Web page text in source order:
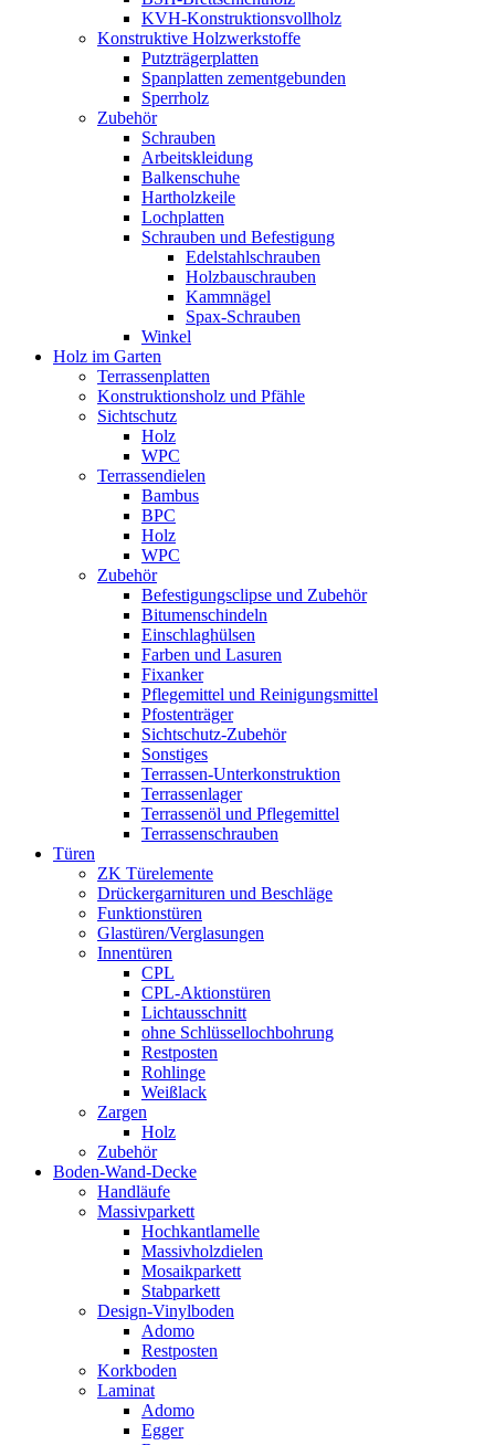
KVH-Konstruktionsvollholz
Konstruktive Holzwerkstoffe
Putzträgerplatten
Spanplatten zementgebunden
Sperrholz
Zubehör
Schrauben
Arbeitskleidung
Balkenschuhe
Hartholzkeile
Lochplatten
Schrauben und Befestigung
Edelstahlschrauben
Holzbauschrauben
Kammnägel
Spax-Schrauben
Winkel
Holz im Garten
Terrassenplatten
Konstruktionsholz und Pfähle
Sichtschutz
Holz
WPC
Terrassendielen
Bambus
BPC
Holz
WPC
Zubehör
Befestigungsclipse und Zubehör
Bitumenschindeln
Einschlaghülsen
Farben und Lasuren
Fixanker
Pflegemittel und Reinigungsmittel
Pfostenträger
Sichtschutz-Zubehör
Sonstiges
Terrassen-Unterkonstruktion
Terrassenlager
Terrassenöl und Pflegemittel
Terrassenschrauben
Türen
ZK Türelemente
Drückergarnituren und Beschläge
Funktionstüren
Glastüren/Verglasungen
Innentüren
CPL
CPL-Aktionstüren
Lichtausschnitt
ohne Schlüssellochbohrung
Restposten
Rohlinge
Weißlack
Zargen
Holz
Zubehör
Boden-Wand-Decke
Handläufe
Massivparkett
Hochkantlamelle
Massivholzdielen
Mosaikparkett
Stabparkett
Design-Vinylboden
Adomo
Restposten
Korkboden
Laminat
Adomo
Egger